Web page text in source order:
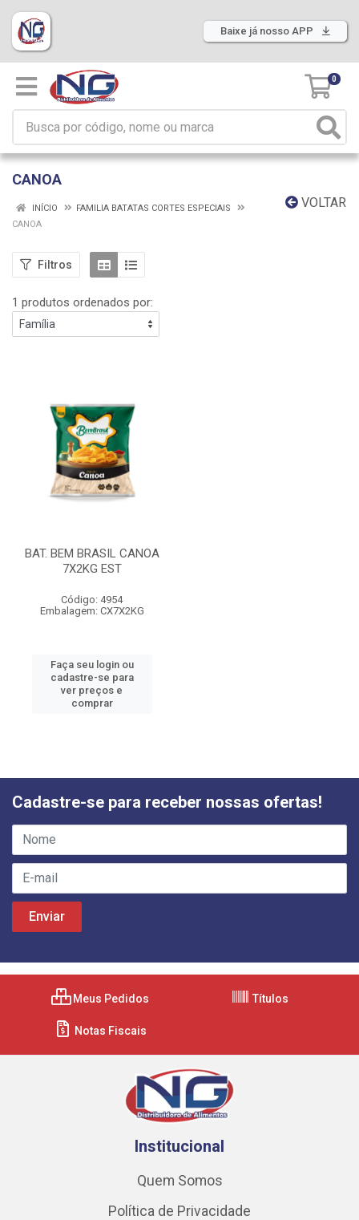
Baixe já nosso APP
0
CANOA
VOLTAR
INÍCIO
FAMILIA BATATAS CORTES ESPECIAIS
CANOA
Filtros
1 produtos ordenados por:
BAT. BEM BRASIL CANOA
7X2KG EST
Código: 4954
Embalagem: CX7X2KG
Faça seu login ou
cadastre-se para
ver preços e
comprar
Cadastre-se para receber nossas ofertas!
Meus Pedidos Títulos
Notas Fiscais
Institucional
Quem Somos
Política de Privacidade